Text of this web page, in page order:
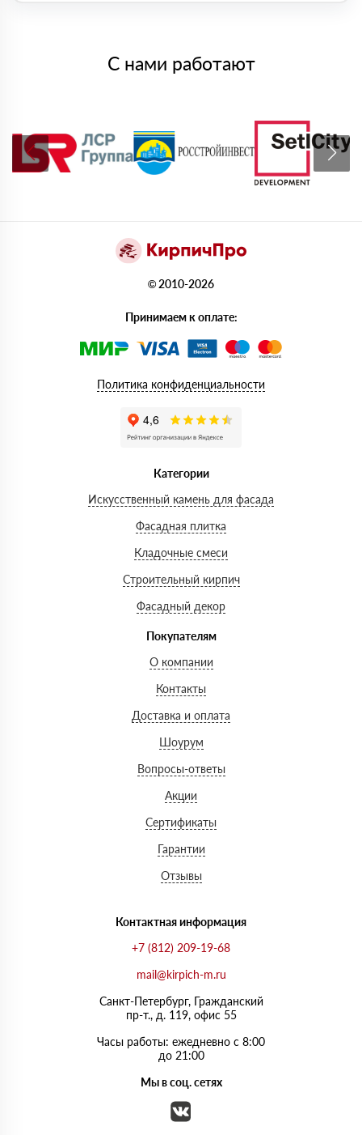
С нами работают
© 2010-2026
Принимаем к оплате:
Политика конфиденциальности
Категории
Искусственный камень для фасада
Фасадная плитка
Кладочные смеси
Строительный кирпич
Фасадный декор
Покупателям
О компании
Контакты
Доставка и оплата
Шоурум
Вопросы-ответы
Акции
Сертификаты
Гарантии
Отзывы
Контактная информация
+7 (812) 209-19-68
mail@kirpich-m.ru
Санкт-Петербург, Граждaнский
пр-т., д. 119, офис 55
Часы работы: ежедневно с 8:00
до 21:00
Мы в соц. сетях